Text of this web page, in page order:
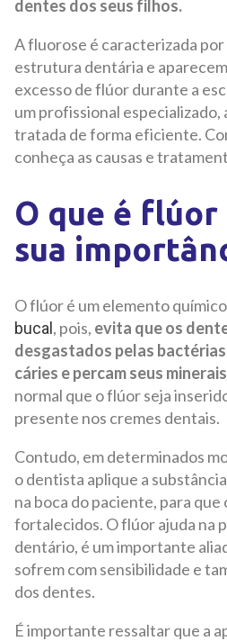
dentes dos seus filhos.
A fluorose é caracterizada por
estrutura dentária e
excesso de flúor durante a
um profissional especializado,
tratada de forma eficiente.
conheça as causas e
O que é flúor
sua
O flúor é um elemento
bucal, pois, evita que os
desgastados pelas
cáries e percam seus
normal que o flúor seja
presente nos cremes dentais.
Contudo, em determinados
o dentista aplique a
na boca do paciente, para
fortalecidos. O flúor ajuda na
dentário, é um importante
sofrem com sensibilidade e
dos dentes.
É importante ressaltar que a